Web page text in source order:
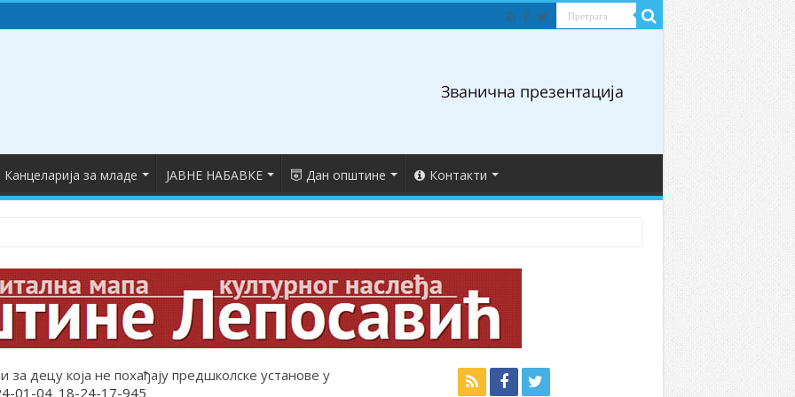
Канцеларија за младе ЈАВНЕ НАБАВКЕ Дан општине Контакти
диплома
Лепосавићу
обележена годишњица почетка НАТО агресије
за децу која не похађају предшколске установе у
01-04_18-24-17-945